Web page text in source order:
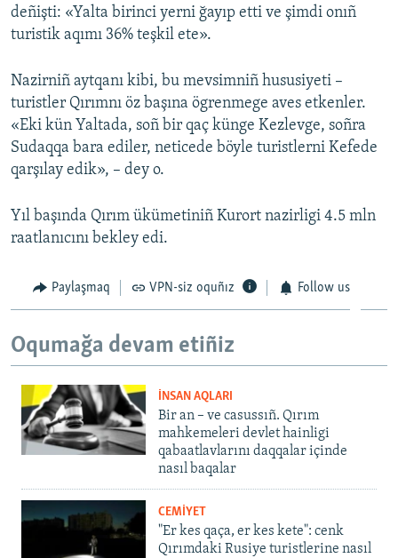
QOŞULIÑIZ!
RFE/RS bütün saytları
deñişti: «Yalta birinci yerni ğayıp etti ve şimdi onıñ
turistik aqımı 36% teşkil ete».
Nazirniñ aytqanı kibi, bu mevsimniñ hususiyeti –
turistler Qırımnı öz başına ögrenmege aves etkenler.
«Eki kün Yaltada, soñ bir qaç künge Kezlevge, soñra
Sudaqqa bara ediler, neticede böyle turistlerni Kefede
qarşılay edik», – dey o.
Yıl başında Qırım ükümetiniñ Kurort nazirligi 4.5 mln
raatlanıcını bekley edi.
Paylaşmaq VPN-siz oquñız Follow us
Oqumağa devam etiñiz
İNSAN AQLARI
Bir an – ve casussıñ. Qırım
mahkemeleri devlet hainligi
qabaatlavlarını daqqalar içinde
nasıl baqalar
CEMİYET
"Er kes qaça, er kes kete": cenk
Qırımdaki Rusiye turistlerine nasıl